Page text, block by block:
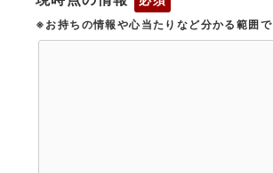
※お持ちの情報や心当たりなど分かる範囲で